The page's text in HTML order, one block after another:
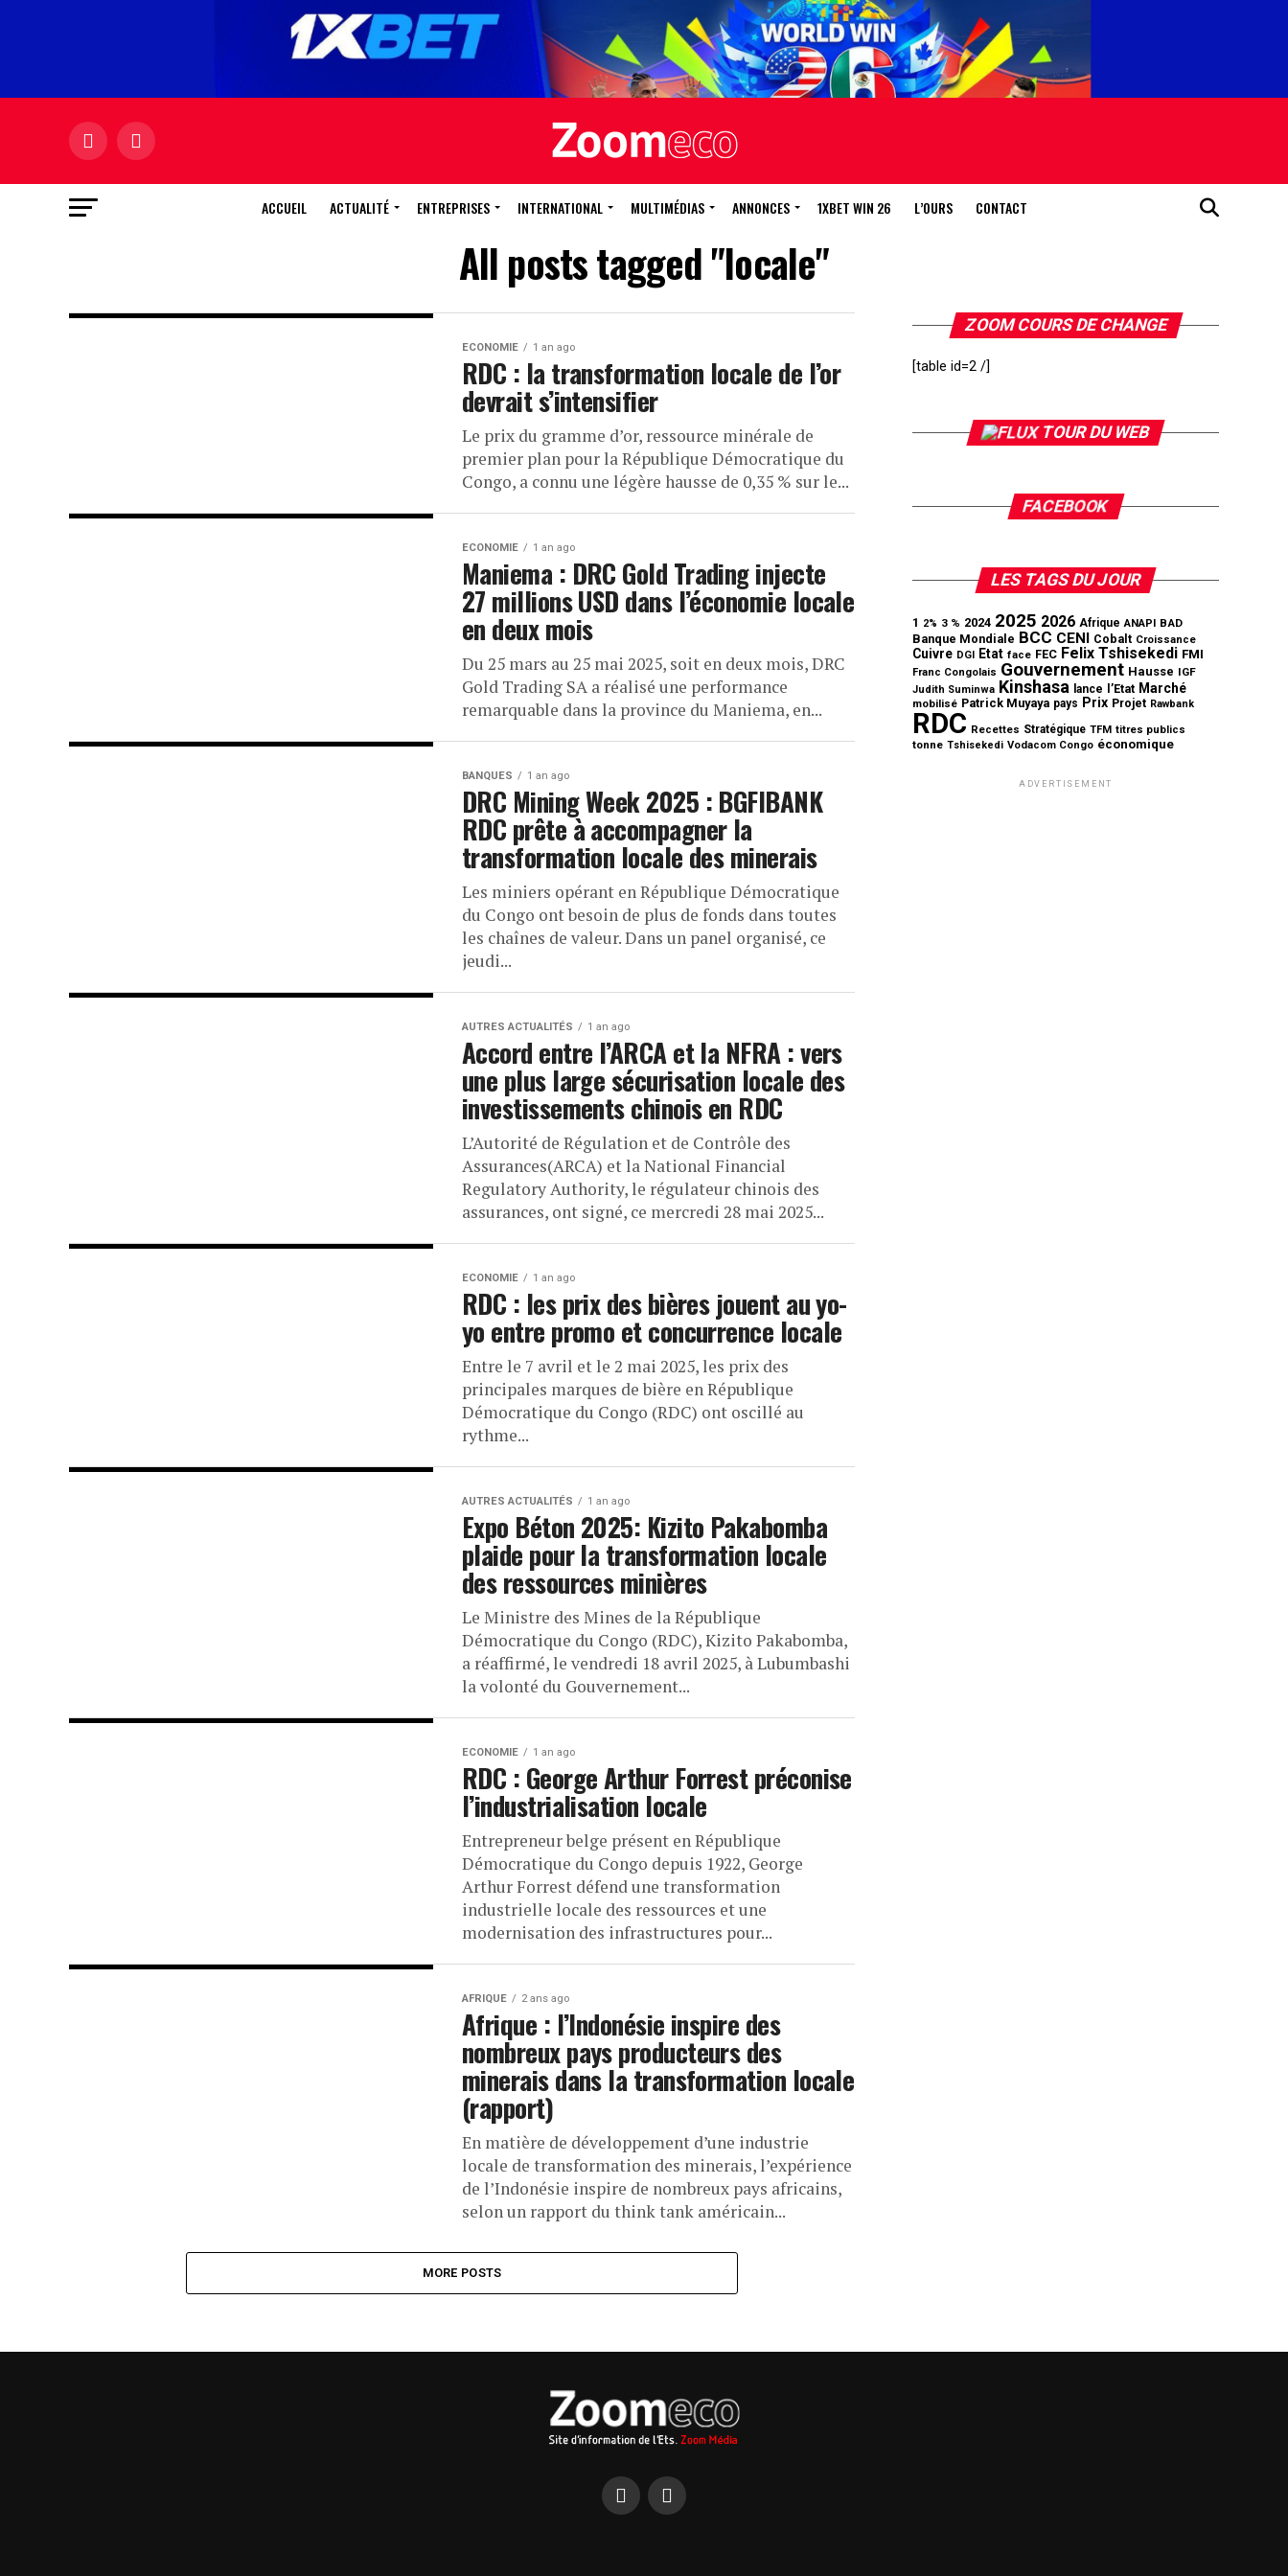
ACCUEIL ACTUALITÉ ENTREPRISES INTERNATIONAL MULTIMÉDIAS ANNONCES 1XBET WIN 26 L’OURS CONTACT
All posts tagged "locale"
ECONOMIE 1 an ago
RDC : la transformation locale de l’or
devrait s’intensifier
Le prix du gramme d’or, ressource minérale de
premier plan pour la République Démocratique du
Congo, a connu une légère hausse de 0,35 % sur le...
ECONOMIE 1 an ago
Maniema : DRC Gold Trading injecte
27 millions USD dans l’économie locale
en deux mois
Du 25 mars au 25 mai 2025, soit en deux mois, DRC
Gold Trading SA a réalisé une performance
remarquable dans la province du Maniema, en...
BANQUES 1 an ago
DRC Mining Week 2025 : BGFIBANK
RDC prête à accompagner la
transformation locale des minerais
Les miniers opérant en République Démocratique
du Congo ont besoin de plus de fonds dans toutes
les chaînes de valeur. Dans un panel organisé, ce
jeudi...
AUTRES ACTUALITÉS 1 an ago
Accord entre l’ARCA et la NFRA : vers
une plus large sécurisation locale des
investissements chinois en RDC
L’Autorité de Régulation et de Contrôle des
Assurances(ARCA) et la National Financial
Regulatory Authority, le régulateur chinois des
assurances, ont signé, ce mercredi 28 mai 2025...
ECONOMIE 1 an ago
RDC : les prix des bières jouent au yo-
yo entre promo et concurrence locale
Entre le 7 avril et le 2 mai 2025, les prix des
principales marques de bière en République
Démocratique du Congo (RDC) ont oscillé au
rythme...
AUTRES ACTUALITÉS 1 an ago
Expo Béton 2025: Kizito Pakabomba
plaide pour la transformation locale
des ressources minières
Le Ministre des Mines de la République
Démocratique du Congo (RDC), Kizito Pakabomba,
a réaffirmé, le vendredi 18 avril 2025, à Lubumbashi
la volonté du Gouvernement...
ECONOMIE 1 an ago
RDC : George Arthur Forrest préconise
l’industrialisation locale
Entrepreneur belge présent en République
Démocratique du Congo depuis 1922, George
Arthur Forrest défend une transformation
industrielle locale des ressources et une
modernisation des infrastructures pour...
AFRIQUE 2 ans ago
Afrique : l’Indonésie inspire des
nombreux pays producteurs des
minerais dans la transformation locale
(rapport)
En matière de développement d’une industrie
locale de transformation des minerais, l’expérience
de l’Indonésie inspire de nombreux pays africains,
selon un rapport du think tank américain...
MORE POSTS
ZOOM COURS DE CHANGE
[table id=2 /]
TOUR DU WEB
FACEBOOK
LES TAGS DU JOUR
1 2% 3 % 2024 2025 2026 Afrique ANAPI BAD
Banque Mondiale BCC CENI Cobalt Croissance
Cuivre DGI Etat face FEC Felix Tshisekedi FMI
Franc Congolais Gouvernement Hausse IGF
Judith Suminwa Kinshasa lance l’Etat Marché
mobilisé Patrick Muyaya pays Prix Projet Rawbank
RDC Recettes Stratégique TFM titres publics
tonne Tshisekedi Vodacom Congo économique
ADVERTISEMENT